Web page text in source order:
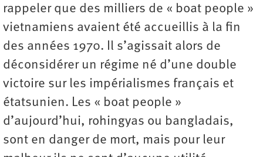
rappeler que des milliers de « boat people »
vietnamiens avaient été accueillis à la fin
des années 1970. Il s’agissait alors de
déconsidérer un régime né d’une double
victoire sur les impérialismes français et
étatsunien. Les « boat people »
d’aujourd’hui, rohingyas ou bangladais,
sont en danger de mort, mais pour leur